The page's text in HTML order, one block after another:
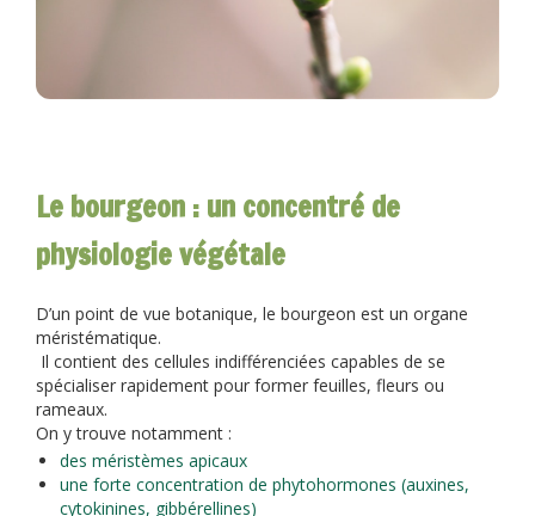
Le bourgeon : un concentré de
physiologie végétale
D’un point de vue botanique, le bourgeon est un organe
méristématique.
Il contient des cellules indifférenciées capables de se
spécialiser rapidement pour former feuilles, fleurs ou
rameaux.
On y trouve notamment :
des méristèmes apicaux
une forte concentration de phytohormones (auxines,
cytokinines, gibbérellines)